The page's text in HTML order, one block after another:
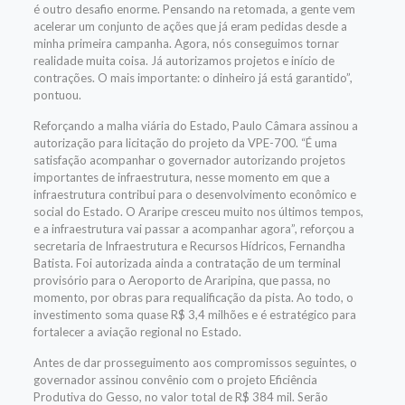
é outro desafio enorme. Pensando na retomada, a gente vem
acelerar um conjunto de ações que já eram pedidas desde a
minha primeira campanha. Agora, nós conseguimos tornar
realidade muita coisa. Já autorizamos projetos e início de
contrações. O mais importante: o dinheiro já está garantido”,
pontuou.
Reforçando a malha viária do Estado, Paulo Câmara assinou a
autorização para licitação do projeto da VPE-700. “É uma
satisfação acompanhar o governador autorizando projetos
importantes de infraestrutura, nesse momento em que a
infraestrutura contribui para o desenvolvimento econômico e
social do Estado. O Araripe cresceu muito nos últimos tempos,
e a infraestrutura vai passar a acompanhar agora”, reforçou a
secretaria de Infraestrutura e Recursos Hídricos, Fernandha
Batista. Foi autorizada ainda a contratação de um terminal
provisório para o Aeroporto de Araripina, que passa, no
momento, por obras para requalificação da pista. Ao todo, o
investimento soma quase R$ 3,4 milhões e é estratégico para
fortalecer a aviação regional no Estado.
Antes de dar prosseguimento aos compromissos seguintes, o
governador assinou convênio com o projeto Eficiência
Produtiva do Gesso, no valor total de R$ 384 mil. Serão